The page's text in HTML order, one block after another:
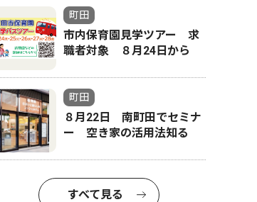
町田
市内保育園見学ツアー 求
職者対象 ８月24日から
町田
８月22日 南町田でセミナ
ー 空き家の活用法知る
すべて見る